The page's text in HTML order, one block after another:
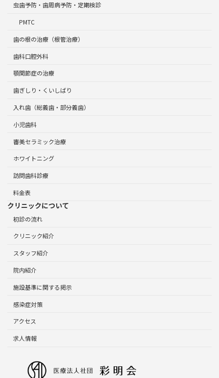
虫歯予防・歯周病予防・定期検診
PMTC
歯の根の治療（根管治療）
歯科口腔外科
顎関節症の治療
歯ぎしり・くいしばり
入れ歯（総義歯・部分義歯）
小児歯科
審美セラミック治療
ホワイトニング
訪問歯科診療
料金表
クリニックについて
初診の流れ
クリニック紹介
スタッフ紹介
院内紹介
施設基準に関する掲示
感染症対策
アクセス
求人情報